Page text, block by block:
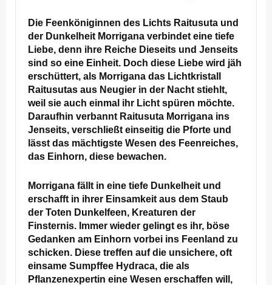
Die Feenköniginnen des Lichts Raitusuta und
der Dunkelheit Morrigana verbindet eine tiefe
Liebe, denn ihre Reiche Dieseits und Jenseits
sind so eine Einheit. Doch diese Liebe wird jäh
erschüttert, als Morrigana das Lichtkristall
Raitusutas aus Neugier in der Nacht stiehlt,
weil sie auch einmal ihr Licht spüren möchte.
Daraufhin verbannt Raitusuta Morrigana ins
Jenseits, verschließt einseitig die Pforte und
lässt das mächtigste Wesen des Feenreiches,
das Einhorn, diese bewachen.
Morrigana fällt in eine tiefe Dunkelheit und
erschafft in ihrer Einsamkeit aus dem Staub
der Toten Dunkelfeen, Kreaturen der
Finsternis. Immer wieder gelingt es ihr, böse
Gedanken am Einhorn vorbei ins Feenland zu
schicken. Diese treffen auf die unsichere, oft
einsame Sumpffee Hydraca, die als
Pflanzenexpertin eine Wesen erschaffen will,